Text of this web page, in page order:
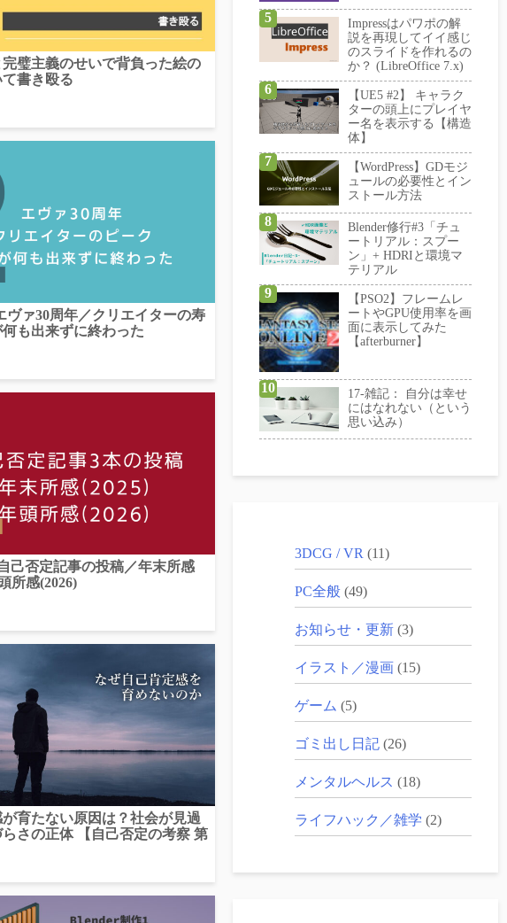
完璧主義のせいで背負った絵の
書き殴る
ヴァ30周年／クリエイターの寿
も出来ずに終わった
己否定記事の投稿／年末所感
所感(2026)
育たない原因は？社会が見過
さの正体 【自己否定の考察 第
Impressはパワポの解
説を再現してイイ感じ
のスライドを作れるの
か？ (LibreOffice 7.x)
【UE5 #2】 キャラク
ターの頭上にプレイヤ
ー名を表示する【構造
体】
【WordPress】GDモジ
ュールの必要性とイン
ストール方法
Blender修行#3「チュ
ートリアル：スプー
ン」+ HDRIと環境マ
テリアル
【PSO2】フレームレ
ートやGPU使用率を画
面に表示してみた
【afterburner】
17-雑記： 自分は幸せ
にはなれない（という
思い込み）
3DCG / VR (11)
PC全般 (49)
お知らせ・更新 (3)
イラスト／漫画 (15)
ゲーム (5)
ゴミ出し日記 (26)
メンタルヘルス (18)
ライフハック／雑学 (2)